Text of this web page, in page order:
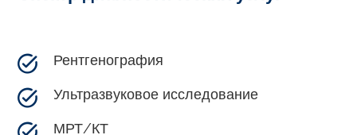
Рентгенография
Ультразвуковое исследование
МРТ/КТ